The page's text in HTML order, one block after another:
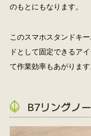
のもとにもなります。
このスマホスタンドキ
ドとして固定できるア
て作業効率もあがります
B7リングノ